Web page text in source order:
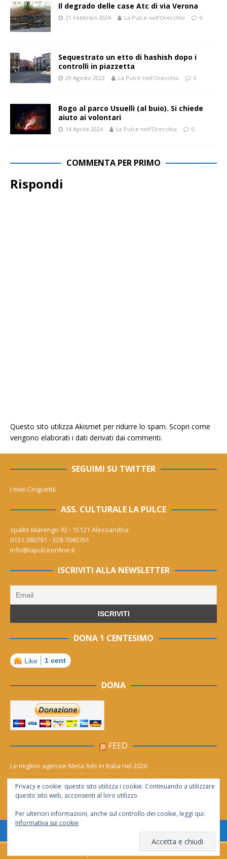
Il degrado delle case Atc di via Verona
21 Febbraio 2024 La Pulce nell'Orecchio 0
Sequestrato un etto di hashish dopo i
controlli in piazzetta
29 Agosto 2022 La Pulce nell'Orecchio 0
Rogo al parco Usuelli (al buio). Si chiede
aiuto ai volontari
14 Aprile 2024 La Pulce nell'Orecchio 0
COMMENTA PER PRIMO
Rispondi
Questo sito utilizza Akismet per ridurre lo spam. Scopri come
vengono elaborati i dati derivati dai commenti.
SEGUIMI SU TWITTER
I miei Cinguettii
ASS. CULTURALE LA PULCE
spalto Marengo 92 - 15121 Alessandria
0131.380791 - 328.7040761
info@lapulceonline.it
ISCRIVITI ALLA NEWSLETTER
DONA 1 CENTESIMO
Like 1 cent
DONA
FEED
Le migliori agenzie Meta Ads in Italia nel 2026
Aia Syensqo, il rinnovo divide: stop al cC6O4 dal 2027, ma i comitati
chiedono “zero Pfas subito”
Consentita la riproduzione solo se citata la fonte
Privacy e cookie: questo sito utilizza i cookie. Continuando a utilizzare
questo sito web, acconsenti al loro utilizzo.
Per ulteriori informazioni, anche sul controllo dei cookie, leggi qui:
Informativa sui cookie